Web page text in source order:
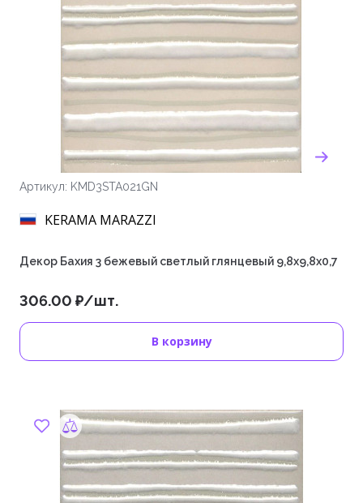
Артикул: KMD3STA021GN
KERAMA MARAZZI
Декор Бахия 3 бежевый светлый глянцевый 9,8x9,8x0,7
306.00 ₽/шт.
В корзину